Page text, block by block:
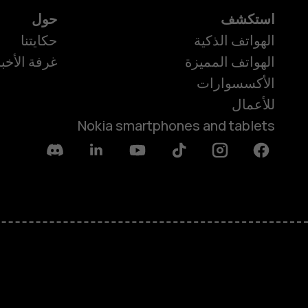
استكشف
الهواتف الذكية
الهواتف المميزة
الأكسسوارات
للأعمال
Nokia smartphones and tablets
حول
حكايتنا
غرفة
Facebook
Instagram
Tiktok
Youtube
Linkedin
Discord